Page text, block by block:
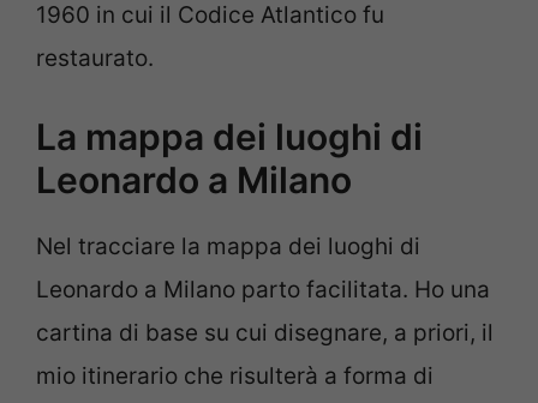
1960 in cui il Codice Atlantico fu
restaurato.
La mappa dei luoghi di
Leonardo a Milano
Nel tracciare la mappa dei luoghi di
Leonardo a Milano parto facilitata. Ho una
cartina di base su cui disegnare, a priori, il
mio itinerario che risulterà a forma di